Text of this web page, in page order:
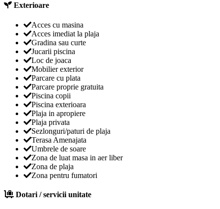
Exterioare
Acces cu masina
Acces imediat la plaja
Gradina sau curte
Jucarii piscina
Loc de joaca
Mobilier exterior
Parcare cu plata
Parcare proprie gratuita
Piscina copii
Piscina exterioara
Plaja in apropiere
Plaja privata
Sezlonguri/paturi de plaja
Terasa Amenajata
Umbrele de soare
Zona de luat masa in aer liber
Zona de plaja
Zona pentru fumatori
Dotari / servicii unitate